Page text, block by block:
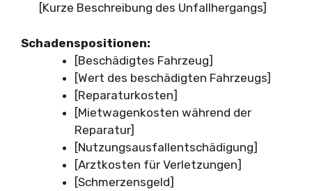
[Kurze Beschreibung des Unfallhergangs]
Schadenspositionen:
[Beschädigtes Fahrzeug]
[Wert des beschädigten Fahrzeugs]
[Reparaturkosten]
[Mietwagenkosten während der
Reparatur]
[Nutzungsausfallentschädigung]
[Arztkosten für Verletzungen]
[Schmerzensgeld]